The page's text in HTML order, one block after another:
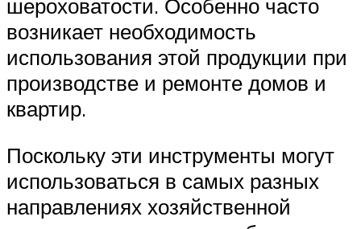
шероховатости. Особенно часто
возникает необходимость
использования этой продукции при
производстве и ремонте домов и
квартир.
Поскольку эти инструменты могут
использоваться в самых разных
направлениях хозяйственной